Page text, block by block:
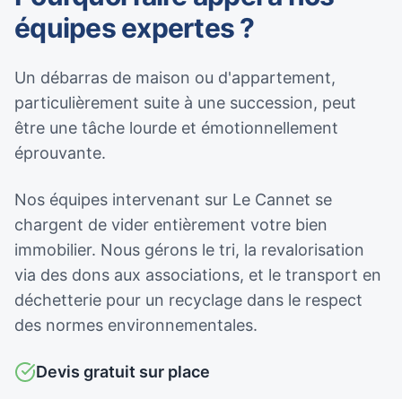
équipes expertes ?
Un débarras de maison ou d'appartement,
particulièrement suite à une succession, peut
être une tâche lourde et émotionnellement
éprouvante.
Nos équipes intervenant sur Le Cannet se
chargent de vider entièrement votre bien
immobilier. Nous gérons le tri, la revalorisation
via des dons aux associations, et le transport en
déchetterie pour un recyclage dans le respect
des normes environnementales.
Devis gratuit sur place